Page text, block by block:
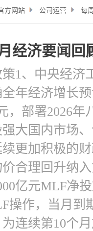
方网站 公司运营 每
经济要闻回
1、中央经济
年经济增长
，部署2026
大国内市场
更加积极的
合理回升纳
亿元MLF净
操作，当月到
为连续第10个